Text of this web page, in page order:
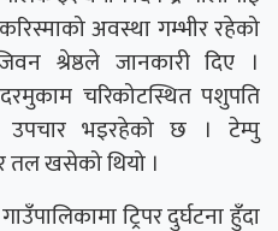
अवस्था गम्भीर रहेको
श्रेष्ठले जानकारी दिए ।
चरिकोटस्थित पशुपति
उपचार भइरहेको छ । टेम्पु
तल खसेको थियो ।
ट्रिपर दुर्घटना हुँदा